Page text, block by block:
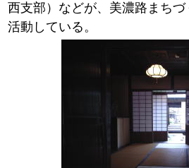
西支部）などが、美濃路まち
活動している。